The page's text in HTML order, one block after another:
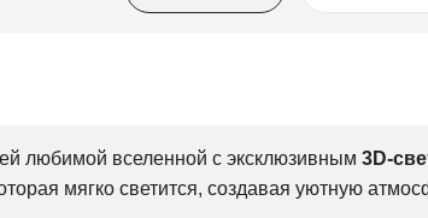
любимой вселенной с эксклюзивным 3D-
мягко светится, создавая уютную